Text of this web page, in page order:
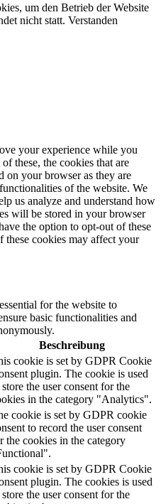
um den Betrieb der Website
nicht statt. Verstanden
your experience while you
these, the cookies that are
on your browser as they are
of the website. We
us analyze and understand how
will be stored in your browser
the option to opt-out of these
cookies may affect your
for the website to
basic functionalities and
Beschreibung
cookie is set by GDPR Cookie
plugin. The cookie is used
the user consent for the
in the category "Analytics".
cookie is set by GDPR cookie
to record the user consent
the cookies in the category
cookie is set by GDPR Cookie
plugin. The cookies is used
the user consent for the